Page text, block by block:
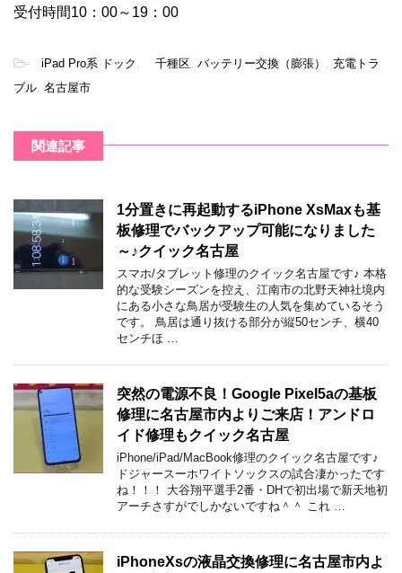
受付時間10：00～19：00
- iPad Pro系 ドック 千種区 バッテリー交換（膨張）
充電トラ
ブル 名古屋市
関連記事
1分置きに再起動するiPhone XsMaxも基
板修理でバックアップ可能になりました
～♪クイック名古屋
スマホ/タブレット修理のクイック名古屋です♪ 本格
的な受験シーズンを控え、江南市の北野天神社境内
にある小さな鳥居が受験生の人気を集めているそう
です。 鳥居は通り抜ける部分が縦50センチ、横40
センチほ …
突然の電源不良！Google Pixel5aの基板
修理に名古屋市内よりご来店！アンドロ
イド修理もクイック名古屋
iPhone/iPad/MacBook修理のクイック名古屋です♪
ドジャースーホワイトソックスの試合凄かったです
ね！！！ 大谷翔平選手2番・DHで初出場で新天地初
アーチさすがでしかないですね＾＾ これ …
iPhoneXsの液晶交換修理に名古屋市内よ